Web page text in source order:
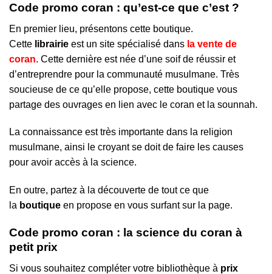
Code promo coran : qu’est-ce que c’est ?
En premier lieu, présentons cette boutique.
Cette librairie est un site spécialisé dans la vente de
coran. Cette dernière est née d’une soif de réussir et
d’entreprendre pour la communauté musulmane. Très
soucieuse de ce qu’elle propose, cette boutique vous
partage des ouvrages en lien avec le coran et la sounnah.
La connaissance est très importante dans la religion
musulmane, ainsi le croyant se doit de faire les causes
pour avoir accès à la science.
En outre, partez à la découverte de tout ce que
la boutique en propose en vous surfant sur la page.
Code promo coran : la science du coran à
petit prix
Si vous souhaitez compléter votre bibliothèque à prix